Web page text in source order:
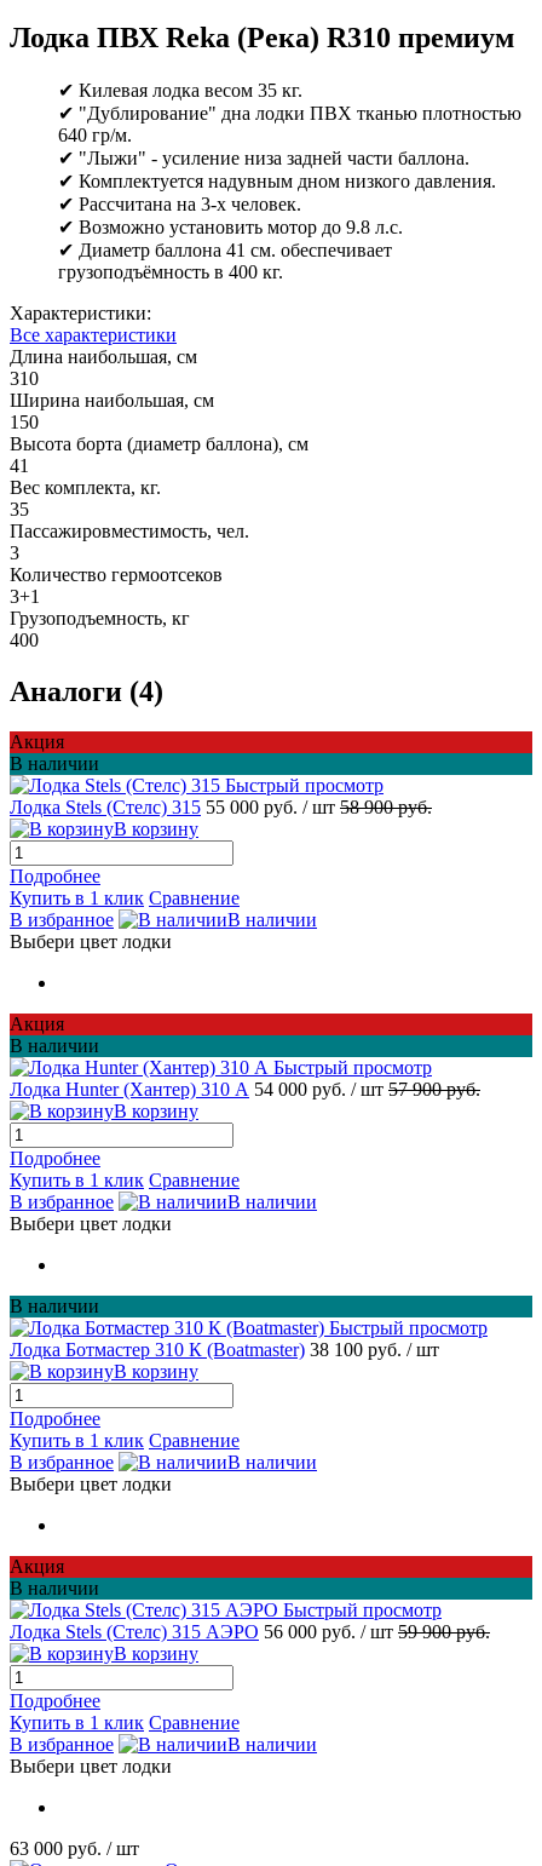
Лодка ПВХ Reka (Река) R310 премиум
✔ Килевая лодка весом 35 кг.
✔ "Дублирование" дна лодки ПВХ тканью плотностью
640 гр/м.
✔ "Лыжи" - усиление низа задней части баллона.
✔ Комплектуется надувным дном низкого давления.
✔ Рассчитана на 3-х человек.
✔ Возможно установить мотор до 9.8 л.с.
✔ Диаметр баллона 41 см. обеспечивает
грузоподъёмность в 400 кг.
Характеристики:
Все характеристики
Длина наибольшая, см
310
Ширина наибольшая, см
150
Высота борта (диаметр баллона), см
41
Вес комплекта, кг.
35
Пассажировместимость, чел.
3
Количество гермоотсеков
3+1
Грузоподъемность, кг
400
Аналоги (4)
Акция
В наличии
Быстрый просмотр
Лодка Stels (Стелс) 315 55 000 руб. / шт 58 900 руб.
В корзину
Подробнее
Купить в 1 клик Сравнение
В избранное
В наличии
Выбери цвет лодки
Акция
В наличии
Быстрый просмотр
Лодка Hunter (Хантер) 310 А 54 000 руб. / шт 57 900 руб.
В корзину
Подробнее
Купить в 1 клик Сравнение
В избранное
В наличии
Выбери цвет лодки
В наличии
Быстрый просмотр
Лодка Ботмастер 310 К (Boatmaster) 38 100 руб. / шт
В корзину
Подробнее
Купить в 1 клик Сравнение
В избранное
В наличии
Выбери цвет лодки
Акция
В наличии
Быстрый просмотр
Лодка Stels (Стелс) 315 АЭРО 56 000 руб. / шт 59 900 руб.
В корзину
Подробнее
Купить в 1 клик Сравнение
В избранное
В наличии
Выбери цвет лодки
63 000 руб. / шт